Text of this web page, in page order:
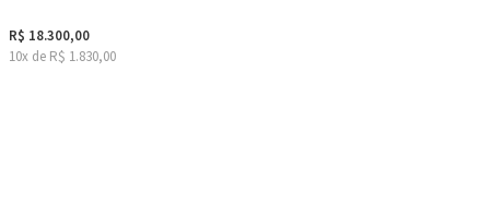
R$ 18.300,00
10x de R$ 1.830,00